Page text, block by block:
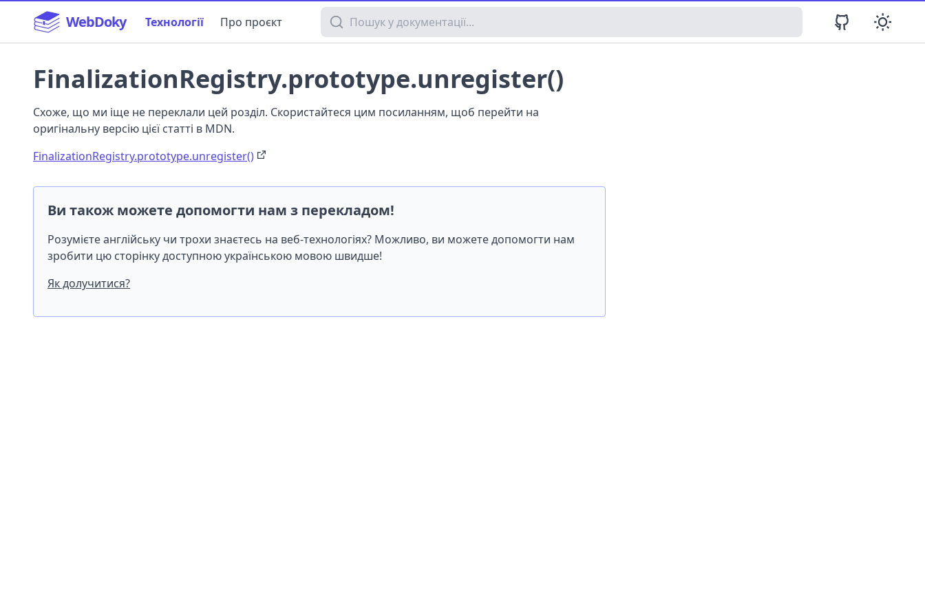
WebDoky Технології Про проєкт Пошук у документації
FinalizationRegistry.prototype.unregister()
Схоже, що ми іще не переклали цей розділ. Скористайтеся цим посиланням, щоб перейти на
оригінальну версію цієї статті в MDN.
FinalizationRegistry.prototype.unregister()
Ви також можете допомогти нам з перекладом!
Розумієте англійську чи трохи знаєтесь на веб-технологіях? Можливо, ви можете допомогти нам
зробити цю сторінку доступною українською мовою швидше!
Як долучитися?